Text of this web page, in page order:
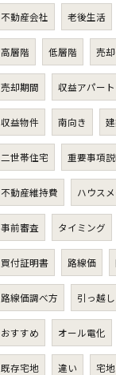
不動産会社 老後生活
高層階 低層階 売
売却期間 収益アパート
収益物件 南向き
二世帯住宅 重要事項
不動産維持費 ハウス
事前審査 タイミング
買付証明書 路線価
路線価調べ方 引っ越し
おすすめ オール電化
既存宅地 違い 宅地